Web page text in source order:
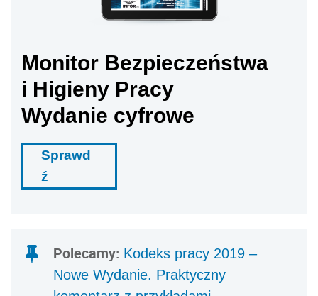
Monitor Bezpieczeństwa
i Higieny Pracy
Wydanie cyfrowe
Sprawd
ź
Polecamy: Kodeks pracy 2019 –
Nowe Wydanie. Praktyczny